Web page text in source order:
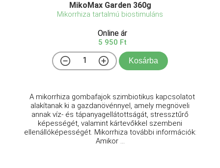
MikoMax Garden 360g
Mikorrhiza tartalmú biostimuláns
Online ár
5 950 Ft
Kosárba
A mikorrhiza gombafajok szimbiotikus kapcsolatot
alakítanak ki a gazdanövénnyel, amely megnöveli
annak víz- és tápanyagellátottságát, stressztűrő
képességét, valamint kártevőkkel szembeni
ellenállóképességét. Mikorrhiza további információk:
Amikor ...